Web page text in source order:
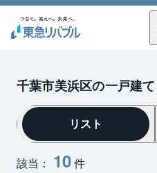
千葉市美浜区の一戸建て
該当： 10件
リスト